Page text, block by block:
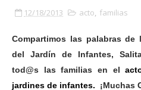
12/18/2013 acto, familias
Compartimos las palabras de
del Jardín de Infantes,
tod@s las familias en el
jardines de infantes.
¡Muchas